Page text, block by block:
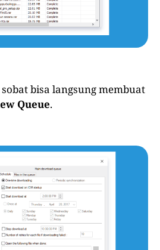
bisa langsung membuat
Queue.